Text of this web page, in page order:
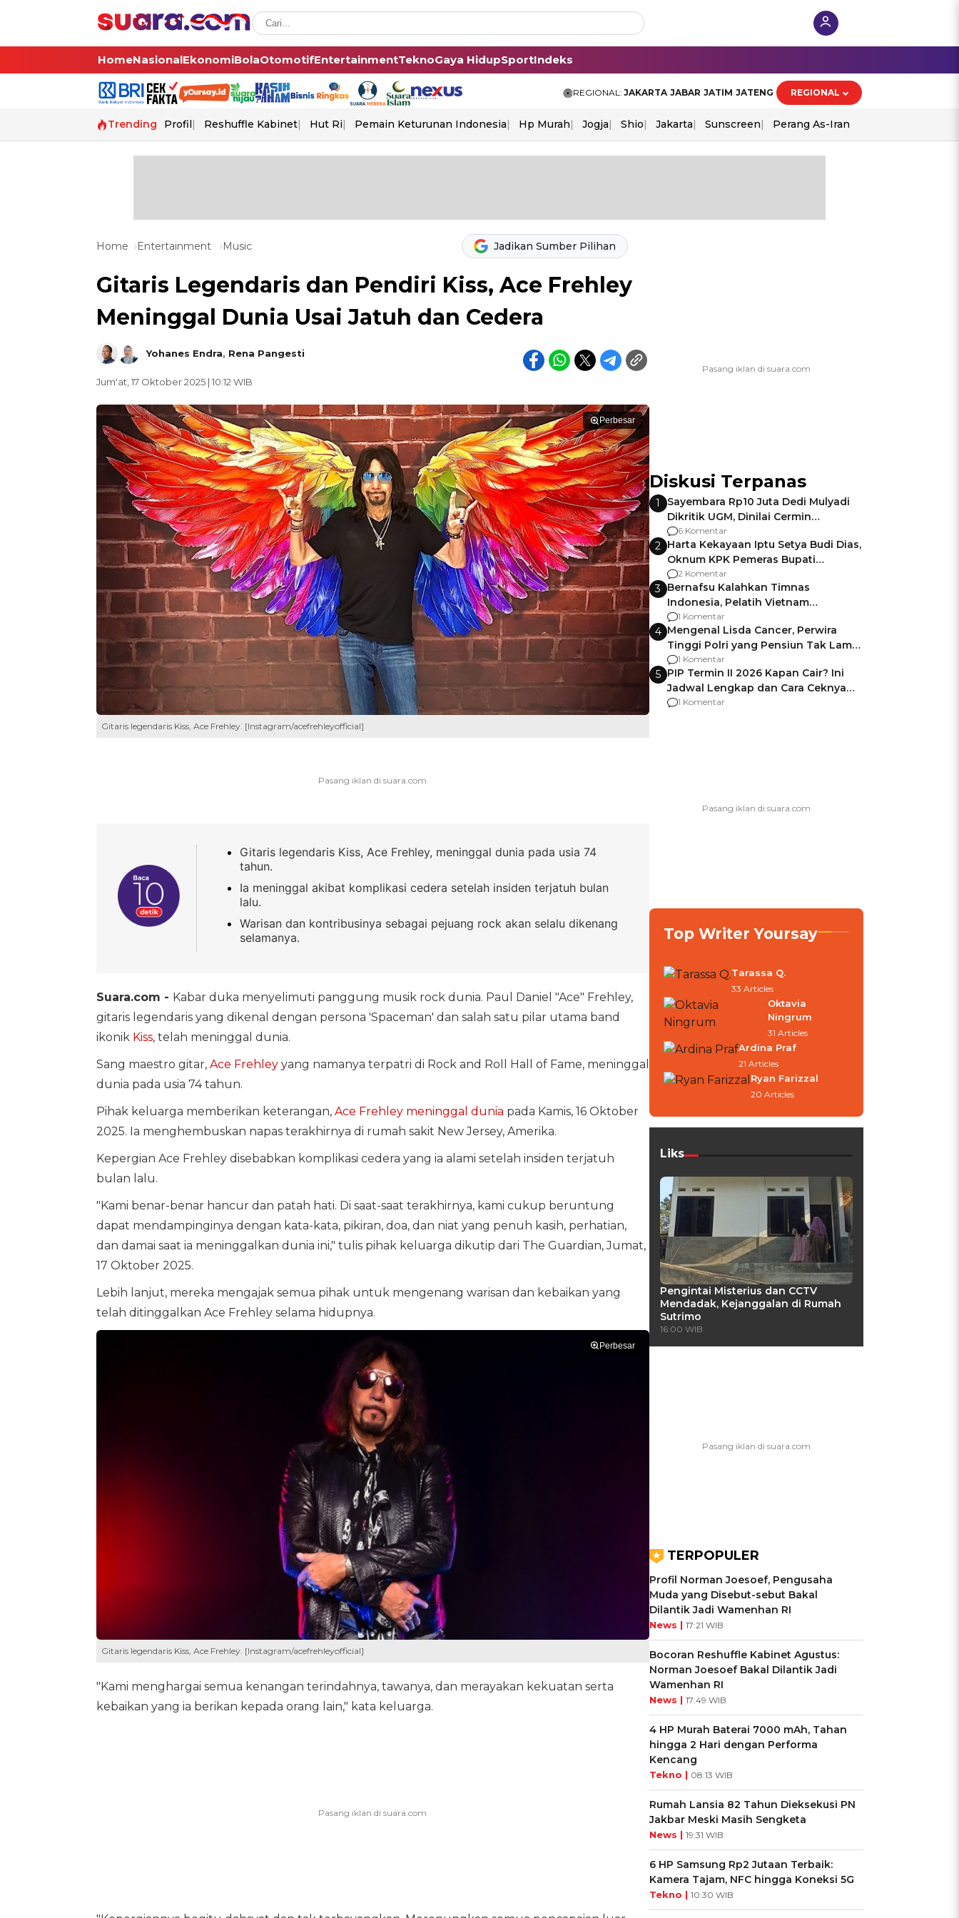
HomeNasionalEkonomiBolaOtomotifEntertainmentTeknoGaya HidupSportIndeks
REGIONAL: JAKARTA JABAR JATIM JATENG REGIONAL
Trending Profil Reshuffle Kabinet Hut Ri Pemain Keturunan Indonesia Hp Murah Jogja Shio Jakarta Sunscreen Perang As-Iran
Home Entertainment Music Jadikan Sumber Pilihan
Gitaris Legendaris dan Pendiri Kiss, Ace Frehley
Meninggal Dunia Usai Jatuh dan Cedera
Yohanes Endra, Rena Pangesti
Jum'at, 17 Oktober 2025 | 10:12 WIB
Perbesar
Gitaris legendaris Kiss, Ace Frehley. [Instagram/acefrehleyofficial]
Gitaris legendaris Kiss, Ace Frehley, meninggal dunia pada usia 74
tahun.
Ia meninggal akibat komplikasi cedera setelah insiden terjatuh bulan
lalu.
Warisan dan kontribusinya sebagai pejuang rock akan selalu dikenang
selamanya.
Suara.com - Kabar duka menyelimuti panggung musik rock dunia. Paul Daniel "Ace" Frehley,
gitaris legendaris yang dikenal dengan persona 'Spaceman' dan salah satu pilar utama band
ikonik Kiss, telah meninggal dunia.
Sang maestro gitar, Ace Frehleyyang namanya terpatri di Rock and Roll Hall of Fame, meninggal
dunia pada usia 74 tahun.
Pihak keluarga memberikan keterangan, Ace Frehley meninggal dunia pada Kamis, 16 Oktober
2025. Ia menghembuskan napas terakhirnya di rumah sakit New Jersey, Amerika.
Kepergian Ace Frehley disebabkan komplikasi cedera yang ia alami setelah insiden terjatuh
bulan lalu.
"Kami benar-benar hancur dan patah hati. Di saat-saat terakhirnya, kami cukup beruntung
dapat mendampinginya dengan kata-kata, pikiran, doa, dan niat yang penuh kasih, perhatian,
dan damai saat ia meninggalkan dunia ini," tulis pihak keluarga dikutip dari The Guardian, Jumat,
17 Oktober 2025.
Lebih lanjut, mereka mengajak semua pihak untuk mengenang warisan dan kebaikan yang
telah ditinggalkan Ace Frehley selama hidupnya.
Perbesar
Gitaris legendaris Kiss, Ace Frehley. [Instagram/acefrehleyofficial]
"Kami menghargai semua kenangan terindahnya, tawanya, dan merayakan kekuatan serta
kebaikan yang ia berikan kepada orang lain," kata keluarga.
Diskusi Terpanas
1
Sayembara Rp10 Juta Dedi Mulyadi
Dikritik UGM, Dinilai Cermin
Gagalnya Negara Jamin Keamanan
6 Komentar
2 Harta Kekayaan Iptu Setya Budi Dias,
Oknum KPK Pemeras Bupati
Pemalang
2 Komentar
3 Bernafsu Kalahkan Timnas
Indonesia, Pelatih Vietnam
Berencana Pakai Jimat di Pakansari
1 Komentar
4 Mengenal Lisda Cancer, Perwira
Tinggi Polri yang Pensiun Tak Lama
Usai Jadi Brigjen
1 Komentar
5 PIP Termin II 2026 Kapan Cair? Ini
Jadwal Lengkap dan Cara Ceknya
agar Dana Tidak Hangus!
1 Komentar
Top Writer Yoursay
Tarassa Q.
33 Articles
Oktavia
Ningrum
31 Articles
Ardina Praf
21 Articles
Ryan Farizzal
20 Articles
Liks
Pengintai Misterius dan CCTV
Mendadak, Kejanggalan di Rumah
Sutrimo
16:00 WIB
TERPOPULER
Profil Norman Joesoef, Pengusaha
Muda yang Disebut-sebut Bakal
Dilantik Jadi Wamenhan RI
News | 17:21 WIB
Bocoran Reshuffle Kabinet Agustus:
Norman Joesoef Bakal Dilantik Jadi
Wamenhan RI
News | 17:49 WIB
4 HP Murah Baterai 7000 mAh, Tahan
hingga 2 Hari dengan Performa
Kencang
Tekno | 08:13 WIB
Rumah Lansia 82 Tahun Dieksekusi PN
Jakbar Meski Masih Sengketa
News | 19:31 WIB
6 HP Samsung Rp2 Jutaan Terbaik:
Kamera Tajam, NFC hingga Koneksi 5G
Tekno | 10:30 WIB